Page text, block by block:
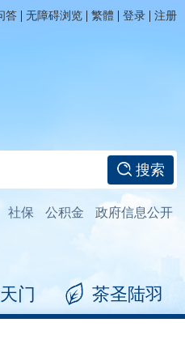
答 | 无障碍浏览 | 繁體 | 登录 | 注册
搜索
社保 公积金 政府信息公开
门 茶圣陆羽